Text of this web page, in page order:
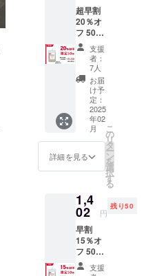
うグローサ
リーストア
「ナチュラ
ルスタイル
ズ」も運営
（現在実店
舗は休店中
でネット店
のみ）。独
自性と品
質、信頼に
こだわって
品のみを
扱っていま
この度、ア
超早割
20％オ
フ 50個
限定！
500ml
入（洗
濯20回
分に相
当） 税
込・送
料込
支援
者：
7人
お届
け予
定：
2025
年02
月
詳細を見る
こ
の
リ
タ
ー
ン
を
選
択
す
る
1,4
02 円
残り50
早割
15％オ
フ 50個
限定！
500ml
支援